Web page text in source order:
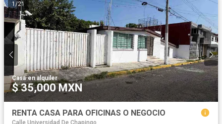
1/21
Casa·en alquiler
$ 35,000 MXN
RENTA CASA PARA OFICINAS O NEGOCIO
Calle Universidad De Chapingo